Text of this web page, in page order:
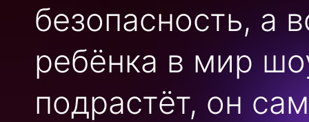
безопасность, а
ребёнка в мир
подрастёт, он